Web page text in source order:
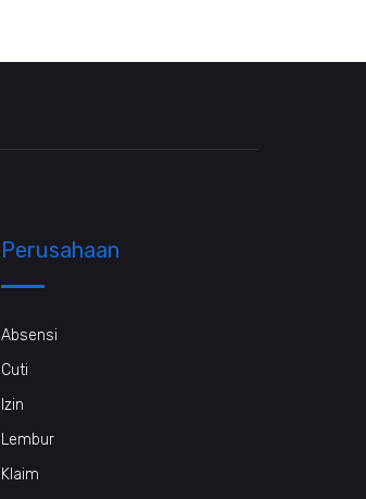
Perusahaan
Absensi
Cuti
Izin
Lembur
Klaim